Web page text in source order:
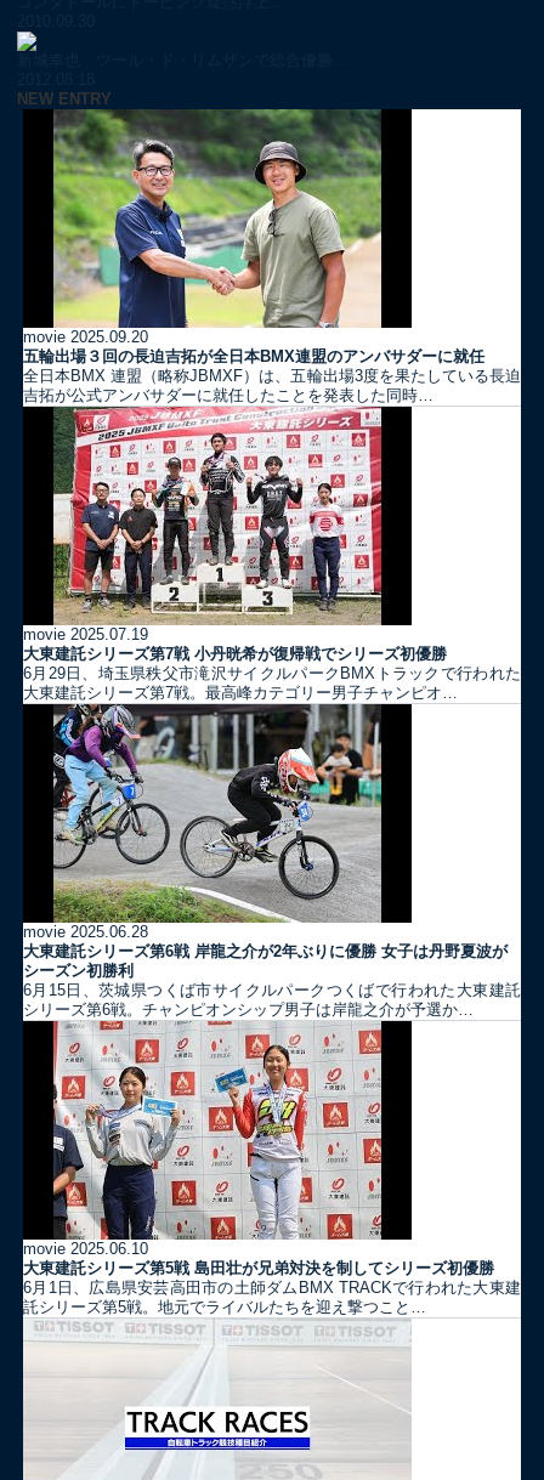
NEW ENTRY
movie 2025.09.20
五輪出場３回の長迫吉拓が全日本BMX連盟のアンバサダーに就任
全日本BMX 連盟（略称JBMXF）は、五輪出場3度を果たしている長迫
吉拓が公式アンバサダーに就任したことを発表した同時…
movie 2025.07.19
大東建託シリーズ第7戦 ⼩丹晄希が復帰戦でシリーズ初優勝
6月29日、埼玉県秩父市滝沢サイクルパークBMXトラックで行われた
大東建託シリーズ第7戦。最高峰カテゴリー男子チャンピオ…
movie 2025.06.28
大東建託シリーズ第6戦 岸龍之介が2年ぶりに優勝 女子は丹野夏波が
シーズン初勝利
6月15日、茨城県つくば市サイクルパークつくばで行われた大東建託
シリーズ第6戦。チャンピオンシップ男子は岸龍之介が予選か…
movie 2025.06.10
大東建託シリーズ第5戦 島田壮が兄弟対決を制してシリーズ初優勝
6月1日、広島県安芸高田市の土師ダムBMX TRACKで行われた大東建
託シリーズ第5戦。地元でライバルたちを迎え撃つこと…